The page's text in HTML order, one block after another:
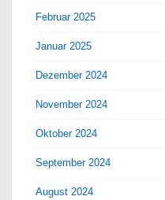
Februar 2025
Januar 2025
Dezember 2024
November 2024
Oktober 2024
September 2024
August 2024